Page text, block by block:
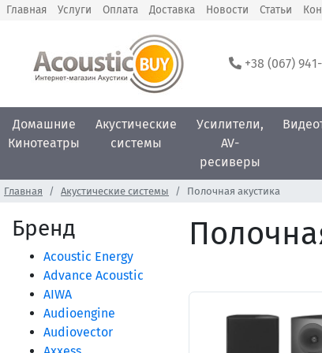
Главная Услуги Оплата Доставка Новости Статьи
+38 (067)
Домашние
Кинотеатры
Акустические
системы
Усилители,
AV-
ресиверы
Главная Акустические системы Полочная акустика
Бренд
Acoustic Energy
Advance Acoustic
AIWA
Audioengine
Audiovector